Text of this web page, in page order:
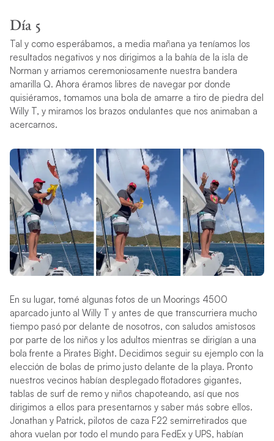
Día 5
Tal y como esperábamos, a media mañana ya teníamos los
resultados negativos y nos dirigimos a la bahía de la isla de
Norman y arriamos ceremoniosamente nuestra bandera
amarilla Q. Ahora éramos libres de navegar por donde
quisiéramos, tomamos una bola de amarre a tiro de piedra del
Willy T, y miramos los brazos ondulantes que nos animaban a
acercarnos.
En su lugar, tomé algunas fotos de un Moorings 4500
aparcado junto al Willy T y antes de que transcurriera mucho
tiempo pasó por delante de nosotros, con saludos amistosos
por parte de los niños y los adultos mientras se dirigían a una
bola frente a Pirates Bight. Decidimos seguir su ejemplo con la
elección de bolas de primo justo delante de la playa. Pronto
nuestros vecinos habían desplegado flotadores gigantes,
tablas de surf de remo y niños chapoteando, así que nos
dirigimos a ellos para presentarnos y saber más sobre ellos.
Jonathan y Patrick, pilotos de caza F22 semirretirados que
ahora vuelan por todo el mundo para FedEx y UPS, habían